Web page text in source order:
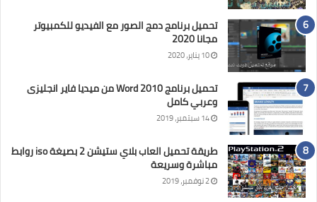
تحميل برنامج دمج الصور مع الفيديو للكمبيوتر
مجانا 2020
10 يناير، 2020
تحميل برنامج Word 2010 من ميديا فاير انجليزى
وعربي كامل
14 سبتمبر، 2019
طريقة تحميل العاب بلاي ستيشن 2 بصيغة iso روابط
مباشرة وسريعة
2 نوفمبر، 2019